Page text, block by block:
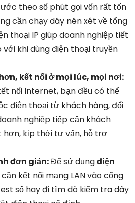
theo số phút gọi vốn rất tốn
cần chạy dây nên xét về tổng
thoại IP giúp doanh nghiệp tiết
khi dùng điện thoại truyền
kết nối ở mọi lúc, mọi nơi:
nối Internet, bạn đều có thể
điện thoại từ khách hàng, đối
nghiệp tiếp cận khách
kịp thời tư vấn, hỗ trợ
đơn giản:Để sử dụngđiện
kết nối mạng LAN vào cổng
số hay đi tìm dò kiểm tra dây